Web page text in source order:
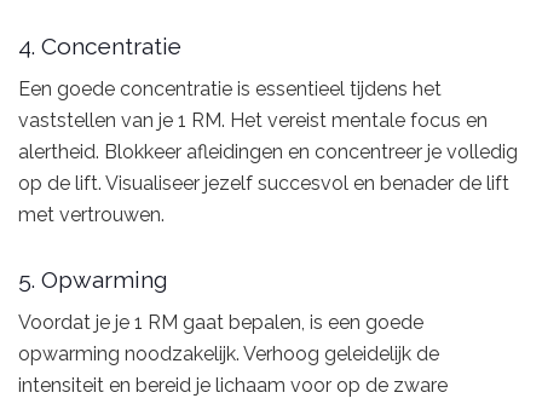
4. Concentratie
Een goede concentratie is essentieel tijdens het
vaststellen van je 1 RM. Het vereist mentale focus en
alertheid. Blokkeer afleidingen en concentreer je volledig
op de lift. Visualiseer jezelf succesvol en benader de lift
met vertrouwen.
5. Opwarming
Voordat je je 1 RM gaat bepalen, is een goede
opwarming noodzakelijk. Verhoog geleidelijk de
intensiteit en bereid je lichaam voor op de zware